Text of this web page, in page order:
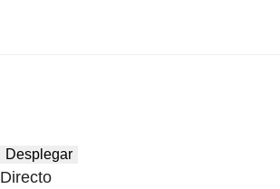
Desplegar
Directo